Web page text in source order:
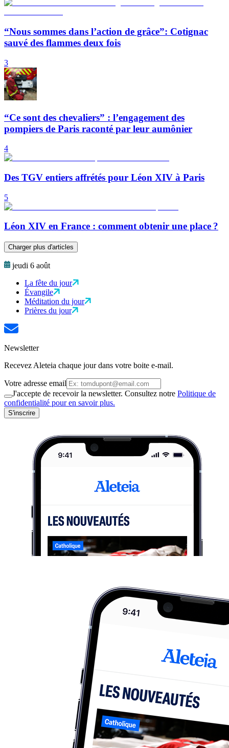
“Nous sommes dans l’action de grâce”: Cotignac
sauvé des flammes deux fois
3
“Ce sont des chevaliers” : l’engagement des
pompiers de Paris raconté par leur aumônier
4
Des TGV entiers affrétés pour Léon XIV à Paris
5
Léon XIV en France : comment obtenir une place ?
Charger plus d'articles
jeudi 6 août
La fête du jour
Évangile
Méditation du jour
Prières du jour
Newsletter
Recevez Aleteia chaque jour dans votre boite e-mail.
Votre adresse email
J'accepte de recevoir la newsletter. Consultez notre Politique de
confidentialité pour en savoir plus.
S'inscrire